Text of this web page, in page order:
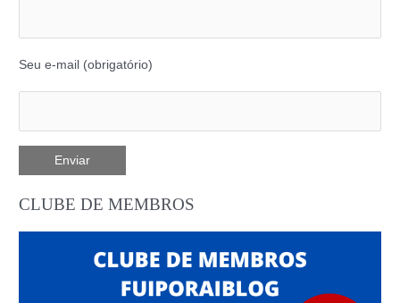
Seu e-mail (obrigatório)
CLUBE DE MEMBROS